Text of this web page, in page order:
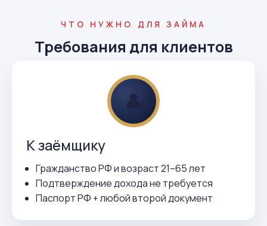
ЧТО НУЖНО ДЛЯ ЗАЙМА
Требования для клиентов
👤
К заёмщику
Гражданство РФ и возраст 21–65 лет
Подтверждение дохода не требуется
Паспорт РФ + любой второй документ